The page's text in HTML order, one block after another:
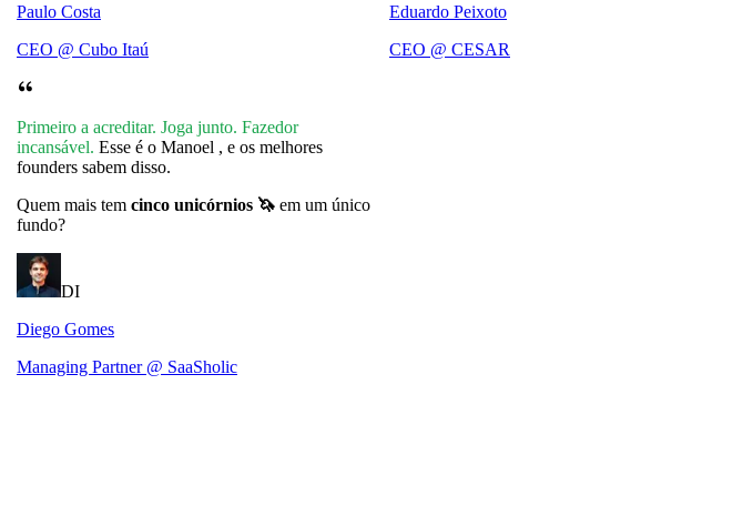
Paulo Costa
CEO @ Cubo Itaú
Eduardo Peixoto
CEO @ CESAR
Primeiro a acreditar. Joga junto. Fazedor
incansável. Esse é o Manoel , e os melhores
founders sabem disso.
Quem mais tem cinco unicórnios 🦄 em um único
fundo?
DI
Diego Gomes
Managing Partner @ SaaSholic